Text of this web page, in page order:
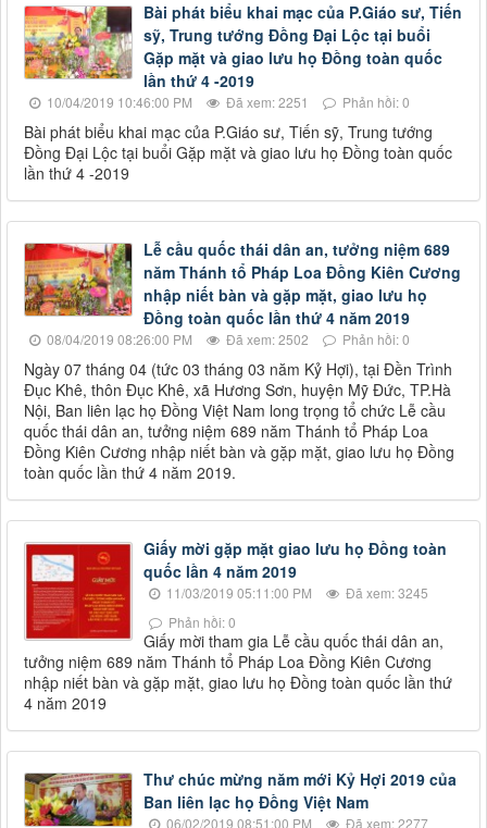
Bài phát biểu khai mạc của P.Giáo sư, Tiến
sỹ, Trung tướng Đồng Đại Lộc tại buổi
Gặp mặt và giao lưu họ Đồng toàn quốc
lần thứ 4 -2019
10/04/2019 10:46:00 PM Đã xem: 2251 Phản hồi: 0
Bài phát biểu khai mạc của P.Giáo sư, Tiến sỹ, Trung tướng
Đồng Đại Lộc tại buổi Gặp mặt và giao lưu họ Đồng toàn quốc
lần thứ 4 -2019
Lễ cầu quốc thái dân an, tưởng niệm 689
năm Thánh tổ Pháp Loa Đồng Kiên Cương
nhập niết bàn và gặp mặt, giao lưu họ
Đồng toàn quốc lần thứ 4 năm 2019
08/04/2019 08:26:00 PM Đã xem: 2502 Phản hồi: 0
Ngày 07 tháng 04 (tức 03 tháng 03 năm Kỷ Hợi), tại Đền Trình
Đục Khê, thôn Đục Khê, xã Hương Sơn, huyện Mỹ Đức, TP.Hà
Nội, Ban liên lạc họ Đồng Việt Nam long trọng tổ chức Lễ cầu
quốc thái dân an, tưởng niệm 689 năm Thánh tổ Pháp Loa
Đồng Kiên Cương nhập niết bàn và gặp mặt, giao lưu họ Đồng
toàn quốc lần thứ 4 năm 2019.
Giấy mời gặp mặt giao lưu họ Đồng toàn
quốc lần 4 năm 2019
11/03/2019 05:11:00 PM
Đã xem: 3245
Phản hồi: 0
Giấy mời tham gia Lễ cầu quốc thái dân an,
tưởng niệm 689 năm Thánh tổ Pháp Loa Đồng Kiên Cương
nhập niết bàn và gặp mặt, giao lưu họ Đồng toàn quốc lần thứ
4 năm 2019
Thư chúc mừng năm mới Kỷ Hợi 2019 của
Ban liên lạc họ Đồng Việt Nam
06/02/2019 08:51:00 PM
Đã xem: 2277